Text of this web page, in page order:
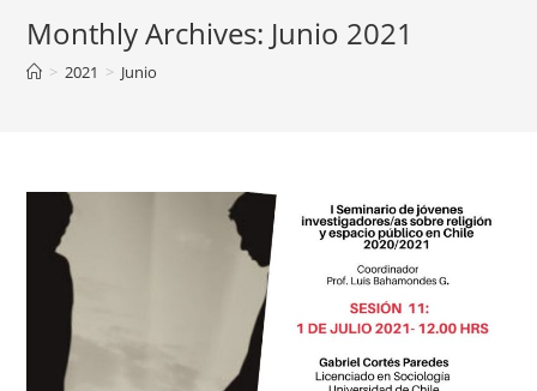
Monthly Archives: Junio 2021
> 2021 > Junio